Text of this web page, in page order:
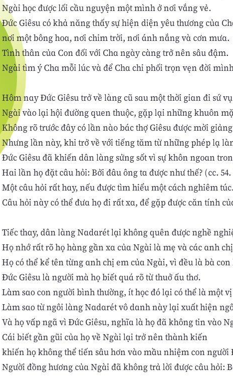
Ngài học được lối cầu nguyện một mình ở nơi vắng vẻ.
Đức Giêsu có khả năng thấy sự hiện diện yêu thương của
nơi một bông hoa, nơi chim trời, nơi ánh nắng và cơn mưa.
Tình thân của Con đối với Cha ngày càng trở nên sâu đậm.
Ngài tìm ý Cha mỗi lúc và để Cha chi phối trọn vẹn đời
Hôm nay Đức Giêsu trở về làng cũ sau một thời gian đi sứ
Ngài vào lại hội đường quen thuộc, gặp lại những khuôn
Không rõ trước đây có lần nào bác thợ Giêsu được mời
Nhưng lần này, khi trở về với tiếng tăm từ những phép lạ
Đức Giêsu đã khiến dân làng sửng sốt vì sự khôn ngoan
Hai lần họ đặt câu hỏi: Bởi đâu ông ta được như thế? (cc. 54.
Một câu hỏi rất hay, nếu được tìm hiểu một cách nghiêm túc.
Câu hỏi này có thể đưa họ đi rất xa, để gặp được căn tính
Tiếc thay, dân làng Nadarét lại không quên được nghề
Họ nhớ rất rõ họ hàng gần xa của Ngài là mẹ và các anh
Họ có thể kể tên từng anh chị em của Ngài, vì đều là bà con
Đức Giêsu là người mà họ biết quá rõ từ thuở ấu thơ.
Làm sao con người bình thường, ít học đó lại có thể là một
Làm sao từ ngôi làng Nadarét vô danh này lại xuất hiện
Và họ vấp ngã vì Đức Giêsu, nghĩa là họ đã không tin vào
Cái biết gần gũi của họ về Ngài lại trở nên thành kiến
khiến họ không thể tiến sâu hơn vào mầu nhiệm con người
Người đồng hương của Ngài đã không trả lời được câu hỏi: